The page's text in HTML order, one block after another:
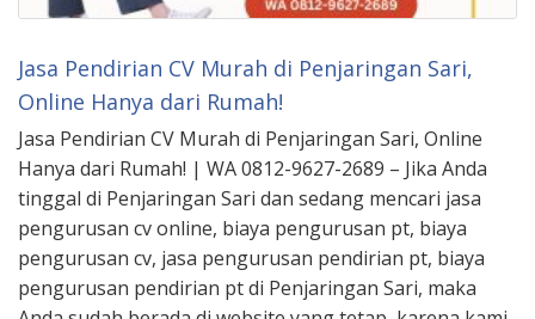
Jasa Pendirian CV Murah di Penjaringan Sari,
Online Hanya dari Rumah!
Jasa Pendirian CV Murah di Penjaringan Sari, Online
Hanya dari Rumah! | WA 0812-9627-2689 – Jika Anda
tinggal di Penjaringan Sari dan sedang mencari jasa
pengurusan cv online, biaya pengurusan pt, biaya
pengurusan cv, jasa pengurusan pendirian pt, biaya
pengurusan pendirian pt di Penjaringan Sari, maka